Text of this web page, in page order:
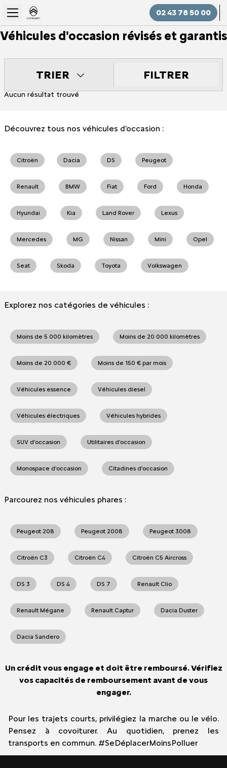
02 43 78 50 00
Véhicules d'occasion révisés et garantis
TRIER FILTRER
Aucun résultat trouvé
Découvrez tous nos véhicules d'occasion :
Citroën Dacia DS Peugeot
Renault BMW Fiat Ford Honda
Hyundai Kia Land Rover Lexus
Mercedes MG Nissan Mini Opel
Seat Skoda Toyota Volkswagen
Explorez nos catégories de véhicules :
Moins de 5 000 kilomètres Moins de 20 000 kilomètres
Moins de 20 000 € Moins de 150 € par mois
Véhicules essence Véhicules diesel
Véhicules électriques Véhicules hybrides
SUV d'occasion Utilitaires d'occasion
Monospace d'occasion Citadines d'occasion
Parcourez nos véhicules phares :
Peugeot 208 Peugeot 2008 Peugeot 3008
Citroën C3 Citroën C4 Citroën C5 Aircross
DS 3 DS 4 DS 7 Renault Clio
Renault Mégane Renault Captur Dacia Duster
Dacia Sandero
Un crédit vous engage et doit être remboursé. Vérifiez
vos capacités de remboursement avant de vous
engager.
Pour les trajets courts, privilégiez la marche ou le vélo.
Pensez à covoiturer. Au quotidien, prenez les
transports en commun. #SeDéplacerMoinsPolluer